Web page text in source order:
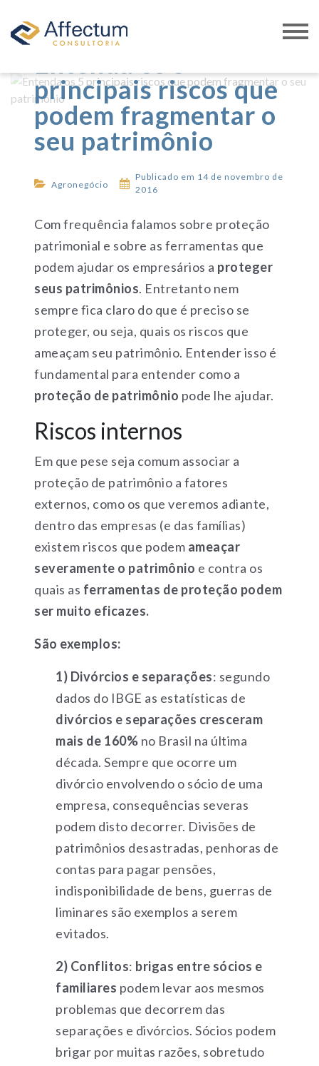
RICARDO PAZ GONÇALVES
principais riscos que
podem fragmentar o
seu patrimônio
Agronegócio
Publicado em 14 de novembro de
2016
Com frequência falamos sobre proteção
patrimonial e sobre as ferramentas que
podem ajudar os empresários a proteger
seus patrimônios. Entretanto nem
sempre fica claro do que é preciso se
proteger, ou seja, quais os riscos que
ameaçam seu patrimônio. Entender isso é
fundamental para entender como a
proteção de patrimônio pode lhe ajudar.
Riscos internos
Em que pese seja comum associar a
proteção de patrimônio a fatores
externos, como os que veremos adiante,
dentro das empresas (e das famílias)
existem riscos que podem ameaçar
severamente o patrimônio e contra os
quais as ferramentas de proteção podem
ser muito eficazes.
São exemplos:
1) Divórcios e separações: segundo
dados do IBGE as estatísticas de
divórcios e separações cresceram
mais de 160% no Brasil na última
década. Sempre que ocorre um
divórcio envolvendo o sócio de uma
empresa, consequências severas
podem disto decorrer. Divisões de
patrimônios desastradas, penhoras de
contas para pagar pensões,
indisponibilidade de bens, guerras de
liminares são exemplos a serem
evitados.
2) Conflitos: brigas entre sócios e
familiares podem levar aos mesmos
problemas que decorrem das
separações e divórcios. Sócios podem
brigar por muitas razões, sobretudo